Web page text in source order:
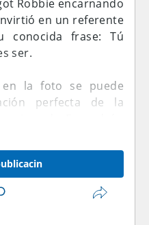
Robbie encarnando
en un referente
frase: Tú
ser.
la foto se puede
perfecta de la
película de Barbie
Gerwig, que también